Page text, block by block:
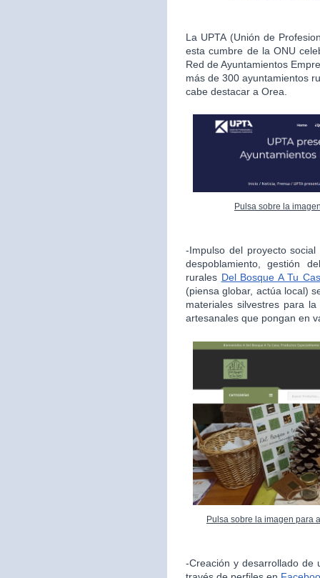
La UPTA (Unión de
esta cumbre de la ONU
Red de Ayuntamientos
más de 300 ayuntamientos
cabe destacar a Orea.
Pulsa sobre la
-Impulso del proyecto
despoblamiento, gestión
rurales Del Bosque A Tu
(piensa globar, actúa local)
materiales silvestres para
artesanales que pongan en
Pulsa sobre la imagen para
-Creación y desarrollado de